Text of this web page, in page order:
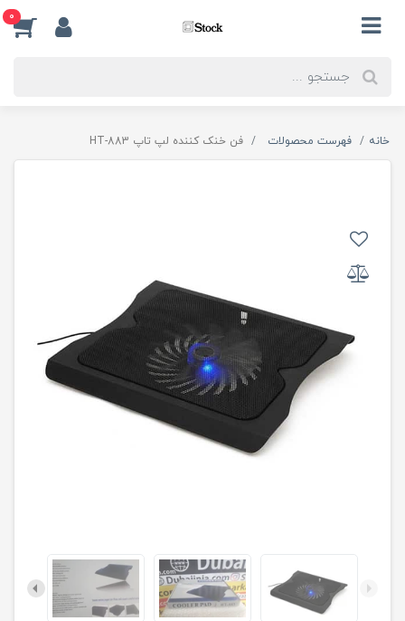
0
خانه فهرست محصولات فن خنک کننده لپ تاپ HT-883